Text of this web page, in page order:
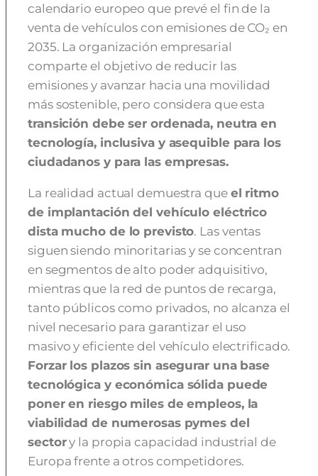
calendario europeo que prevé el fin de la
venta de vehículos con emisiones de CO₂ en
2035. La organización empresarial
comparte el objetivo de reducir las
emisiones y avanzar hacia una movilidad
más sostenible, pero considera que esta
transición debe ser ordenada, neutra en
tecnología, inclusiva y asequible para los
ciudadanos y para las empresas.
La realidad actual demuestra que el ritmo
de implantación del vehículo eléctrico
dista mucho de lo previsto. Las ventas
siguen siendo minoritarias y se concentran
en segmentos de alto poder adquisitivo,
mientras que la red de puntos de recarga,
tanto públicos como privados, no alcanza el
nivel necesario para garantizar el uso
masivo y eficiente del vehículo electrificado.
Forzar los plazos sin asegurar una base
tecnológica y económica sólida puede
poner en riesgo miles de empleos, la
viabilidad de numerosas pymes del
sectory la propia capacidad industrial de
Europa frente a otros competidores.